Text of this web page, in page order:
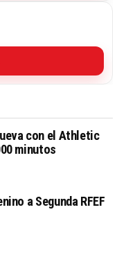
con el Athletic
minutos
a Segunda RFEF